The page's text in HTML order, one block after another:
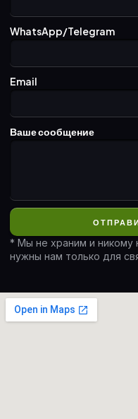
WhatsApp/Telegram
Email
Ваше сообщение
* Мы не храним и
нужны нам только для